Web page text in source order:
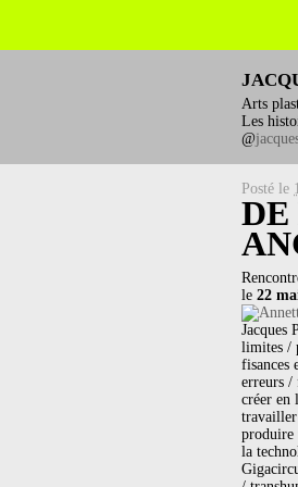
Arts
Les
@
Posté le
le 22
Jacques
limites /
fisances
erreurs
créer en
travailler
produire
la